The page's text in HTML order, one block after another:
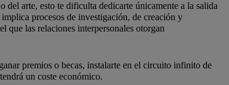
del arte, esto te dificulta dedicarte únicamente a la salida
procesos de investigación, de creación y
que las relaciones interpersonales otorgan
premios o becas, instalarte en el circuito infinito de
un coste económico.